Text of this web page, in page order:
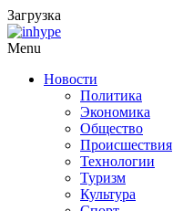
Загрузка
Menu
Новости
Политика
Экономика
Общество
Происшествия
Технологии
Туризм
Культура